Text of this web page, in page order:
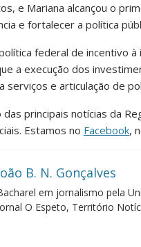
e Mariana alcançou o
e fortalecer a política
federal de incentivo
a execução dos
e articulação de
principais notícias da
Estamos no Facebook,
B. N. Gonçalves
em jornalismo pela
O Espeto, Território